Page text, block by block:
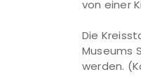
von einer
Die
Museums
werden.